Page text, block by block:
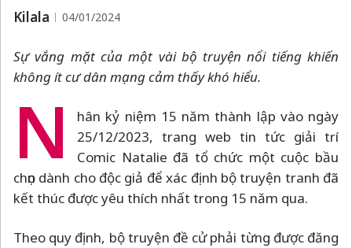
Kilala 04/01/2024
Sự vắng mặt của một vài bộ truyện nổi tiếng khiến
không ít cư dân mạng cảm thấy khó hiểu.
N
hân kỷ niệm 15 năm thành lập vào ngày
25/12/2023, trang web tin tức giải trí
Comic Natalie đã tổ chức một cuộc bầu
chọn dành cho độc giả để xác định bộ truyện tranh đã
kết thúc được yêu thích nhất trong 15 năm qua.
Theo quy định, bộ truyện đề cử phải từng được đăng